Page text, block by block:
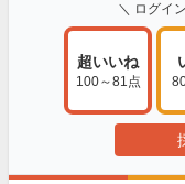
＼ ログイ
超いいね
100～81点